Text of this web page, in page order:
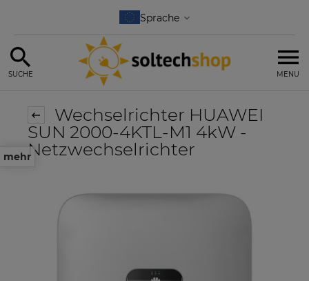
MENU
SUCHE
mehr
Wechselrichter HUAWEI
SUN 2000-4KTL-M1 4kW -
Netzwechselrichter